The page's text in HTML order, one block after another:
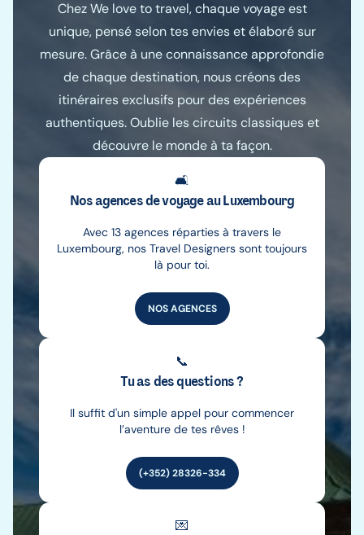
Chez We love to travel, chaque voyage est
unique, pensé selon tes envies et élaboré sur
mesure. Grâce à une connaissance approfondie
de chaque destination, nous créons des
itinéraires exclusifs pour des expériences
authentiques. Oublie les circuits classiques et
découvre le monde à ta façon.
🛋️
Nos agences de voyage au Luxembourg
Avec 13 agences réparties à travers le
Luxembourg, nos Travel Designers sont toujours
là pour toi.
NOS AGENCES
📞
Tu as des questions ?
Il suffit d'un simple appel pour commencer
l’aventure de tes rêves !
(+352) 28326-334
💌